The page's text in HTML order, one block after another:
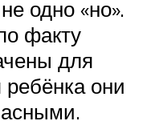
одно «но».
факту
для
они